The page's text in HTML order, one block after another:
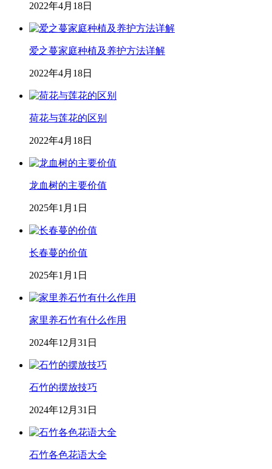
2022年4月18日
爱之蔓家庭种植及养护方法详解
2022年4月18日
荷花与莲花的区别
2022年4月18日
龙血树的主要价值
2025年1月1日
长春蔓的价值
2025年1月1日
家里养石竹有什么作用
2024年12月31日
石竹的摆放技巧
2024年12月31日
石竹各色花语大全